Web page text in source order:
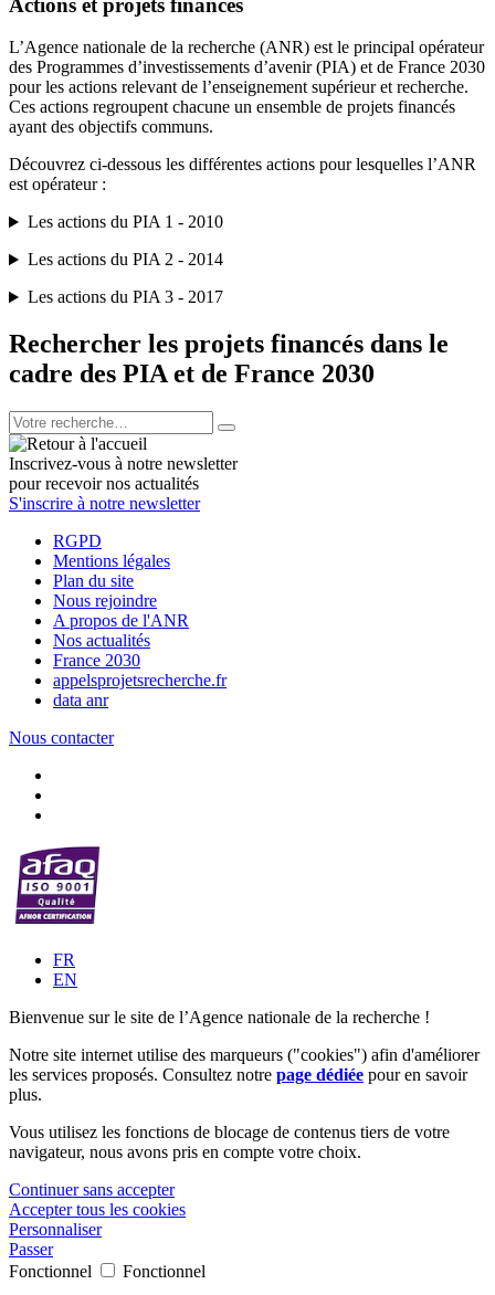
L’Agence nationale de la recherche (ANR) est le principal opérateur
des Programmes d’investissements d’avenir (PIA) et de France 2030
pour les actions relevant de l’enseignement supérieur et recherche.
Ces actions regroupent chacune un ensemble de projets financés
ayant des objectifs communs.
Découvrez ci-dessous les différentes actions pour lesquelles l’ANR
est opérateur :
Les actions du PIA 1 - 2010
Les actions du PIA 2 - 2014
Les actions du PIA 3 - 2017
Rechercher les projets financés dans le
cadre des PIA et de France 2030
Inscrivez-vous à notre newsletter
pour recevoir nos actualités
S'inscrire à notre newsletter
RGPD
Mentions légales
Plan du site
Nous rejoindre
A propos de l'ANR
Nos actualités
France 2030
appelsprojetsrecherche.fr
data anr
Nous contacter
FR
EN
Bienvenue sur le site de l’Agence nationale de la recherche !
Notre site internet utilise des marqueurs ("cookies") afin d'améliorer
les services proposés. Consultez notre page dédiée pour en savoir
plus.
Vous utilisez les fonctions de blocage de contenus tiers de votre
navigateur, nous avons pris en compte votre choix.
Continuer sans accepter
Accepter tous les cookies
Personnaliser
Passer
Fonctionnel
Fonctionnel